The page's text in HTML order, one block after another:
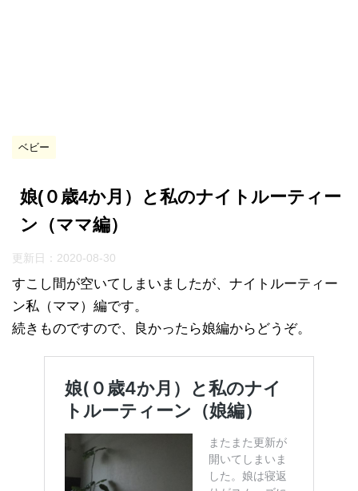
ベビー
娘(０歳4か月）と私のナイトルーティー
ン（ママ編）
更新日： 2020-08-30
すこし間が空いてしまいましたが、ナイトルーティー
ン私（ママ）編です。
続きものですので、良かったら娘編からどうぞ。